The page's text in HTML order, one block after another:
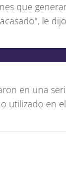
que
le
en una
utilizado en